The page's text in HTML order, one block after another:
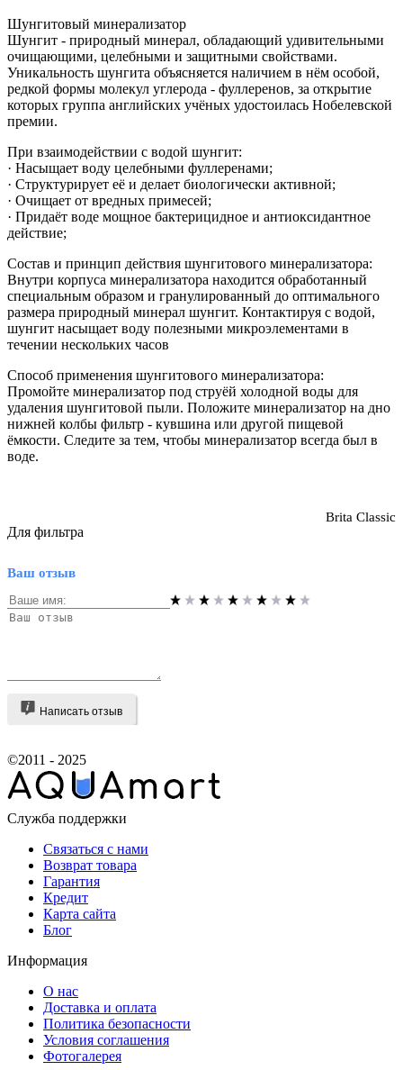
Шунгитовый минерализатор
Шунгит - природный минерал, обладающий удивительными
очищающими, целебными и защитными свойствами.
Уникальность шунгита объясняется наличием в нём особой,
редкой формы молекул углерода - фуллеренов, за открытие
которых группа английских учёных удостоилась Нобелевской
премии.
При взаимодействии с водой шунгит:
· Насыщает воду целебными фуллеренами;
· Структурирует её и делает биологически активной;
· Очищает от вредных примесей;
· Придаёт воде мощное бактерицидное и антиоксидантное
действие;
Состав и принцип действия шунгитового минерализатора:
Внутри корпуса минерализатора находится обработанный
специальным образом и гранулированный до оптимального
размера природный минерал шунгит. Контактируя с водой,
шунгит насыщает воду полезными микроэлементами в
течении нескольких часов
Способ применения шунгитового минерализатора:
Промойте минерализатор под струёй холодной воды для
удаления шунгитовой пыли. Положите минерализатор на дно
нижней колбы фильтр - кувшина или другой пищевой
ёмкости. Следите за тем, чтобы минерализатор всегда был в
воде.
Для фильтра
Brita Classic
Ваш отзыв
Написать отзыв
©2011 - 2025
Служба поддержки
Связаться с нами
Возврат товара
Гарантия
Кредит
Карта сайта
Блог
Информация
О нас
Доставка и оплата
Политика безопасности
Условия соглашения
Фотогалерея